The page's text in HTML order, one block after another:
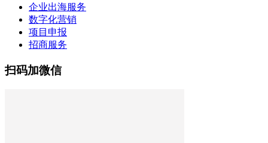
企业出海服务
数字化营销
项目申报
招商服务
扫码加微信